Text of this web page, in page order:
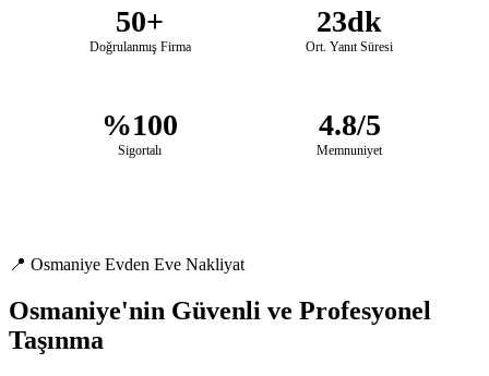
50+
Doğrulanmış Firma
23dk
Ort. Yanıt Süresi
%100
Sigortalı
4.8/5
Memnuniyet
📍 Osmaniye Evden Eve Nakliyat
Osmaniye'nin Güvenli ve Profesyonel
Taşınma